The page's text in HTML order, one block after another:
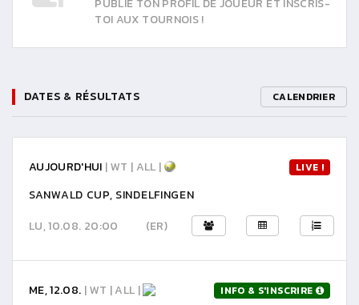
PUBLIE TON PROFIL DE JOUEUR ET INSCRIS-
TOI AUX TOURNOIS !
DATES & RÉSULTATS CALENDRIER
AUJOURD'HUI | WT | ALL | LIVE !
SANWALD CUP, SINDELFINGEN
LU, 10.08. 20:00
(ER)
ME, 12.08. | WT | ALL | INFO & S'INSCRIRE